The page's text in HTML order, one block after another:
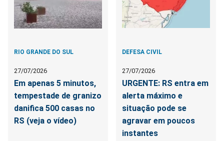
RIO GRANDE DO SUL
27/07/2026
Em apenas 5 minutos,
tempestade de granizo
danifica 500 casas no
RS (veja o vídeo)
DEFESA CIVIL
27/07/2026
URGENTE: RS entra em
alerta máximo e
situação pode se
agravar em poucos
instantes